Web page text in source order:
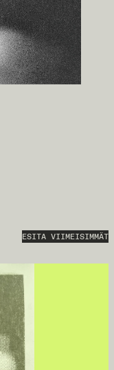
ESITA VIIMEISIMMÄT